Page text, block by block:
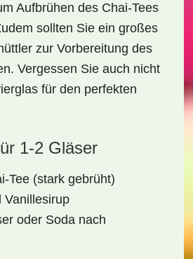
Aufbrühen des Chai-Tees
sollten Sie ein großes
zur Vorbereitung des
Vergessen Sie auch nicht
für den perfekten
1-2 Gläser
Tee (stark gebrüht)
Vanillesirup
oder Soda nach